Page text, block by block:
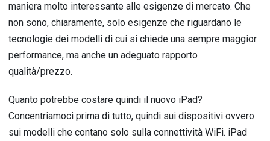
maniera molto interessante alle esigenze di mercato. Che
non sono, chiaramente, solo esigenze che riguardano le
tecnologie dei modelli di cui si chiede una sempre maggior
performance, ma anche un adeguato rapporto
qualità/prezzo.
Quanto potrebbe costare quindi il nuovo iPad?
Concentriamoci prima di tutto, quindi sui dispositivi ovvero
sui modelli che contano solo sulla connettività WiFi. iPad